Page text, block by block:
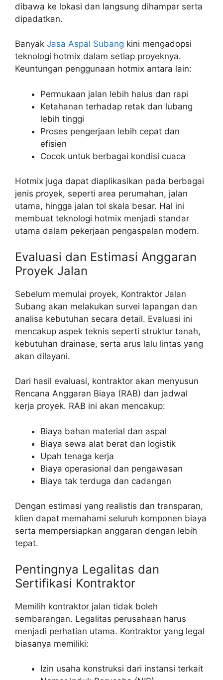
dibawa ke lokasi dan langsung dihampar serta
dipadatkan.
Banyak Jasa Aspal Subang kini mengadopsi
teknologi hotmix dalam setiap proyeknya.
Keuntungan penggunaan hotmix antara lain:
Permukaan jalan lebih halus dan rapi
Ketahanan terhadap retak dan lubang
lebih tinggi
Proses pengerjaan lebih cepat dan
efisien
Cocok untuk berbagai kondisi cuaca
Hotmix juga dapat diaplikasikan pada berbagai
jenis proyek, seperti area perumahan, jalan
utama, hingga jalan tol skala besar. Hal ini
membuat teknologi hotmix menjadi standar
utama dalam pekerjaan pengaspalan modern.
Evaluasi dan Estimasi Anggaran
Proyek Jalan
Sebelum memulai proyek, Kontraktor Jalan
Subang akan melakukan survei lapangan dan
analisa kebutuhan secara detail. Evaluasi ini
mencakup aspek teknis seperti struktur tanah,
kebutuhan drainase, serta arus lalu lintas yang
akan dilayani.
Dari hasil evaluasi, kontraktor akan menyusun
Rencana Anggaran Biaya (RAB) dan jadwal
kerja proyek. RAB ini akan mencakup:
Biaya bahan material dan aspal
Biaya sewa alat berat dan logistik
Upah tenaga kerja
Biaya operasional dan pengawasan
Biaya tak terduga dan cadangan
Dengan estimasi yang realistis dan transparan,
klien dapat memahami seluruh komponen biaya
serta mempersiapkan anggaran dengan lebih
tepat.
Pentingnya Legalitas dan
Sertifikasi Kontraktor
Memilih kontraktor jalan tidak boleh
sembarangan. Legalitas perusahaan harus
menjadi perhatian utama. Kontraktor yang legal
biasanya memiliki:
Izin usaha konstruksi dari instansi terkait